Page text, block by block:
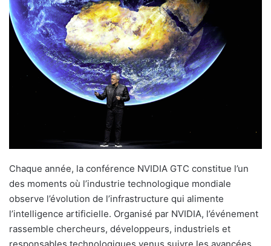
Chaque année, la conférence NVIDIA GTC constitue l’un
des moments où l’industrie technologique mondiale
observe l’évolution de l’infrastructure qui alimente
l’intelligence artificielle. Organisé par NVIDIA, l’événement
rassemble chercheurs, développeurs, industriels et